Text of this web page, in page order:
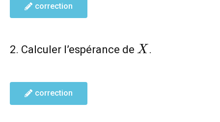
correction
2. Calculer l’espérance de X
X .
correction